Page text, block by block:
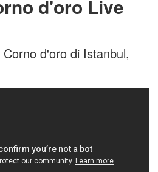
d'oro Live
d'oro di Istanbul,